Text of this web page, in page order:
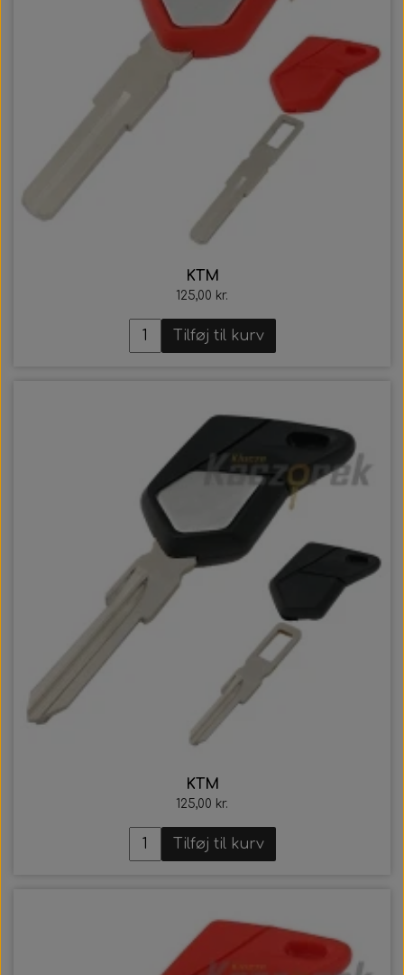
KTM
125,00 kr.
Tilføj til kurv
KTM
125,00 kr.
Tilføj til kurv